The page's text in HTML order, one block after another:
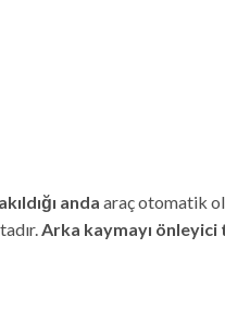
anda araç otomatik
Arka kaymayı önleyici